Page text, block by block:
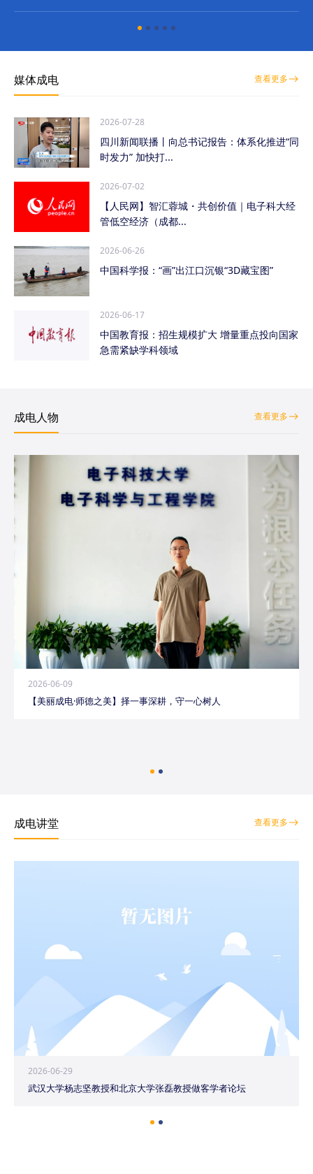
媒体成电 查看更多
2026-07-28
四川新闻联播丨向总书记报告：体系化推进“同
时发力” 加快打...
2026-07-02
【人民网】智汇蓉城・共创价值｜电子科大经
管低空经济（成都...
2026-06-26
中国科学报：“画”出江口沉银“3D藏宝图”
2026-06-17
中国教育报：招生规模扩大 增量重点投向国家
急需紧缺学科领域
成电人物 查看更多
2026-06-09
【美丽成电·师德之美】择一事深耕，守一心树人
成电讲堂 查看更多
2026-06-29
武汉大学杨志坚教授和北京大学张磊教授做客学者论坛